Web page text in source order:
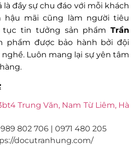
là đầy sự chu đáo với mỗi khách
hậu mãi cũng làm người tiêu
tin tưởng sản phẩm Trần
phẩm được bảo hành bởi đội
Luôn mang lại sự yên tâm
Trung Văn, Nam Từ Liêm, Hà
802 706 | 0971 480 205
docutranhung.com/